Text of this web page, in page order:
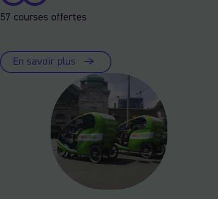
57 courses offertes
En savoir plus